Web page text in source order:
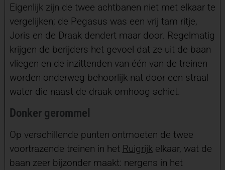
Eigenlijk zijn de twee achtbanen niet met elkaar te
vergelijken; de Pegasus was een vrij tam ritje,
Joris en de Draak dendert maar door. Regelmatig
krijgen de berijders het gevoel dat ze uit de baan
vliegen en de inzittenden van één van de treinen
worden onderweg behoorlijk nat door een straal
water die naast de draak omhoog schiet.
Donker gerommel
Op verschillende punten ontmoeten de twee
voortrazende treinen in het Ruigrijkelkaar, wat de
baan zeer bijzonder maakt: nergens in het